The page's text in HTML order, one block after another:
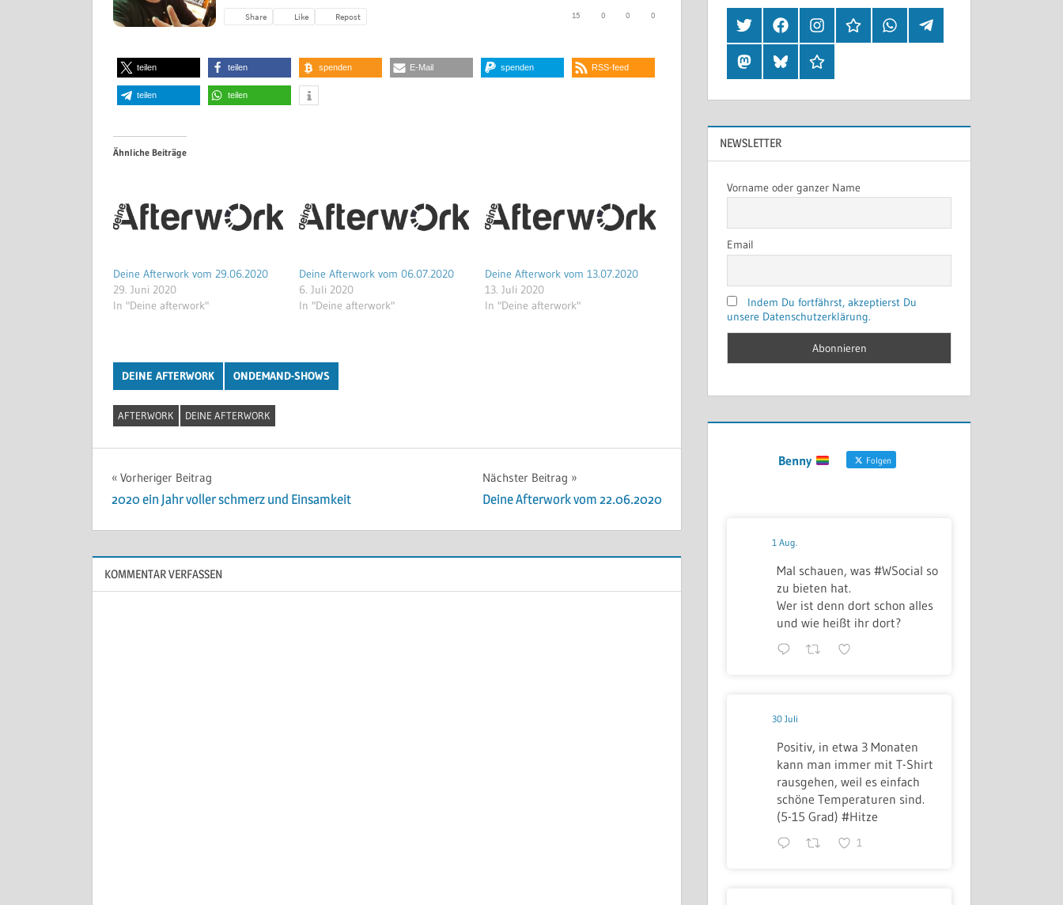
teilen teilen spenden E-Mail spenden RSS-feed
teilen teilen
Ähnliche Beiträge
Deine Afterwork vom 29.06.2020
29. Juni 2020
In "Deine afterwork"
Deine Afterwork vom 06.07.2020
6. Juli 2020
In "Deine afterwork"
Deine Afterwork vom 13.07.2020
13. Juli 2020
In "Deine afterwork"
DEINE AFTERWORK ONDEMAND-SHOWS
AFTERWORK DEINE AFTERWORK
Beitragsnavigation
Vorheriger Beitrag
2020 ein Jahr voller schmerz und Einsamkeit
Nächster Beitrag
Deine Afterwork vom 22.06.2020
KOMMENTAR VERFASSEN
TwitterFacebookInstagramHearthisWhatsappTelegram
MastodonBlueskyThreads
NEWSLETTER
Vorname oder ganzer Name
Email
Indem Du fortfährst, akzeptierst Du
unsere Datenschutzerklärung.
Benny Folgen
1 Aug.
Mal schauen, was #WSocial so
zu bieten hat.
Wer ist denn dort schon alles
und wie heißt ihr dort?
30 Juli
Positiv, in etwa 3 Monaten
kann man immer mit T-Shirt
rausgehen, weil es einfach
schöne Temperaturen sind.
(5-15 Grad) #Hitze
1